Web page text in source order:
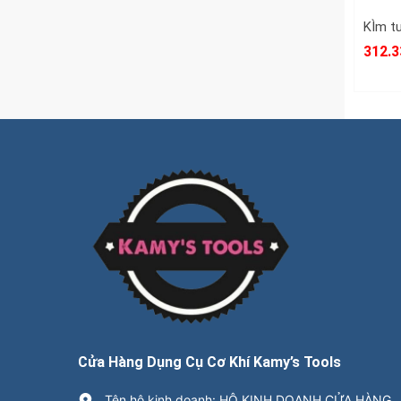
Cửa Hàng Dụng Cụ Cơ Khí Kamy’s Tools